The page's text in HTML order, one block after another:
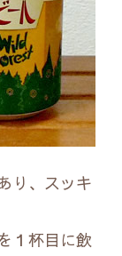
り、スッキ
１杯目に飲